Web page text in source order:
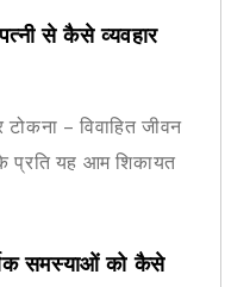
से कैसे व्यवहार
– विवाहित जीवन
प्रति यह आम शिकायत
समस्याओं को कैसे